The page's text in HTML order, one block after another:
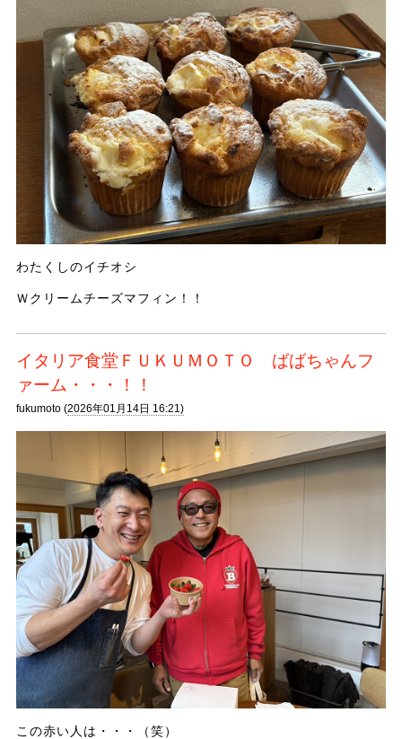
わたくしのイチオシ
Ｗクリームチーズマフィン！！
イタリア食堂ＦＵＫＵＭＯＴＯ ばばちゃんフ
ァーム・・・！！
fukumoto (2026年01月14日 16:21)
この赤い人は・・・（笑）